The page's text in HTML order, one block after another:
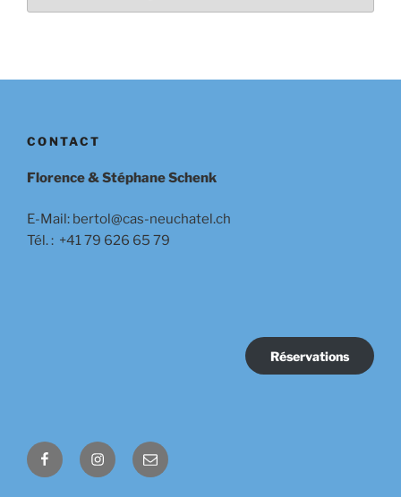
CONTACT
Florence & Stéphane Schenk
E-Mail: bertol@cas-neuchatel.ch
Tél. : +41 79 626 65 79
Réservations
FacebookInstagram
E-
mail